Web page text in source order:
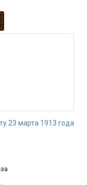
23 марта 1913 года